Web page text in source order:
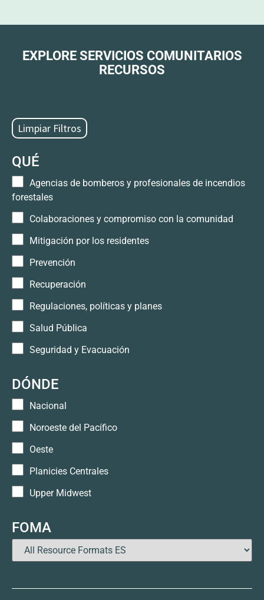
EXPLORE SERVICIOS COMUNITARIOS
RECURSOS
QUÉ
Agencias de bomberos y profesionales de incendios
forestales
Colaboraciones y compromiso con la comunidad
Mitigación por los residentes
Prevención
Recuperación
Regulaciones, políticas y planes
Salud Pública
Seguridad y Evacuación
DÓNDE
Nacional
Noroeste del Pacífico
Oeste
Planicies Centrales
Upper Midwest
FOMA